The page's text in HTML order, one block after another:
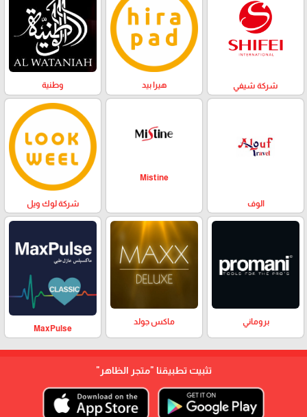
شركة شيفي هيرا بيد وطنية
الوف
Mistine
شركة لوك ويل
بروماني ماكس جولد
MaxPulse
تثبيت تطبيقنا "متجر الظاهر"